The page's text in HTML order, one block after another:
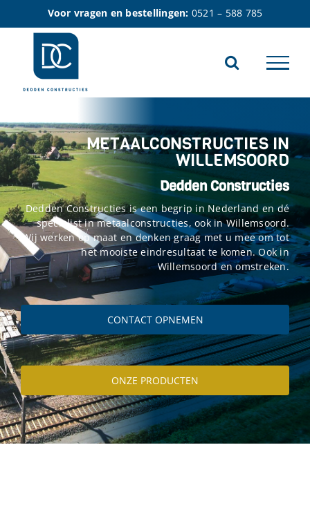
naar
Voor vragen en bestellingen: 0521 – 588 785
METAALCONSTRUCTIES IN
WILLEMSOORD
Dedden Constructies
Dedden Constructies is een begrip in Nederland en dé
specialist in metaalconstructies, ook in Willemsoord.
Wij werken op maat en denken graag met u mee om tot
het mooiste eindresultaat te komen. Ook in
Willemsoord en omstreken.
CONTACT OPNEMEN
ONZE PRODUCTEN